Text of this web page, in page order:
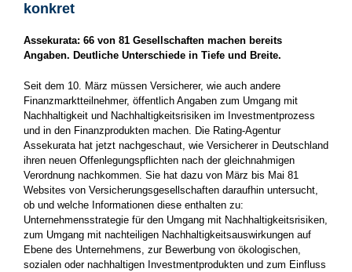
konkret
Assekurata: 66 von 81 Gesellschaften machen bereits
Angaben. Deutliche Unterschiede in Tiefe und Breite.
Seit dem 10. März müssen Versicherer, wie auch andere
Finanzmarktteilnehmer, öffentlich Angaben zum Umgang mit
Nachhaltigkeit und Nachhaltigkeitsrisiken im Investmentprozess
und in den Finanzprodukten machen. Die Rating-Agentur
Assekurata hat jetzt nachgeschaut, wie Versicherer in Deutschland
ihren neuen Offenlegungspflichten nach der gleichnahmigen
Verordnung nachkommen. Sie hat dazu von März bis Mai 81
Websites von Versicherungsgesellschaften daraufhin untersucht,
ob und welche Informationen diese enthalten zu:
Unternehmensstrategie für den Umgang mit Nachhaltigkeitsrisiken,
zum Umgang mit nachteiligen Nachhaltigkeitsauswirkungen auf
Ebene des Unternehmens, zur Bewerbung von ökologischen,
sozialen oder nachhaltigen Investmentprodukten und zum Einfluss